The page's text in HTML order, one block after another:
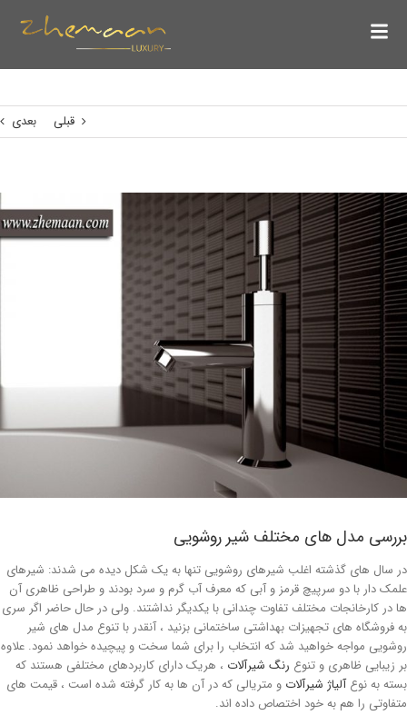
قبلی بعدی
مدل های مختلف شیر روشویی
سال های گذشته اغلب شیرهای روشویی تنها به یک شکل دیده می شدند: شیرهای
دار با دو سرپیچ قرمز و آبی که معرف آب گرم و سرد بودند و طراحی ظاهری آن
در کارخانجات مختلف تفاوت چندانی با یکدیگر نداشتند. ولی در حال حاضر اگر سری
فروشگاه های تجهیزات بهداشتی ساختمانی بزنید ، آنقدر با تنوع مدل های شیر
مواجه خواهید شد که انتخاب را برای شما سخت و پیچیده خواهد نمود. علاوه
زیبایی ظاهری و تنوعرنگ شیرآلات، هریک دارای کاربردهای مختلفی هستند که
به نوعآلیاژ شیرآلاتو متریالی که در آن ها به کار گرفته شده است ، قیمت های
را هم به خود اختصاص داده اند.